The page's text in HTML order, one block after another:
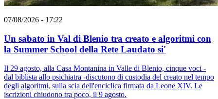
07/08/2026 - 17:22
Un sabato in Val di Blenio tra creato e algoritmi con
la Summer School della Rete Laudato si'
Il 29 agosto, alla Casa Montanina in Valle di Blenio, cinque voci -
dal biblista allo psichiatra -discutono di custodia del creato nel tempo
degli algoritmi, sulla scia dell'enciclica firmata da Leone XIV. Le
iscrizioni chiudono tra poco, il 9 agosto.